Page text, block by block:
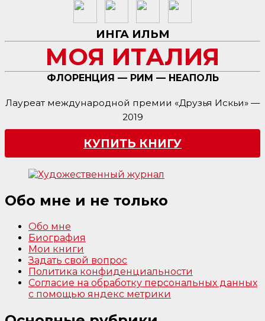
ИНГА ИЛЬМ
МОЯ ИТАЛИЯ
ФЛОРЕНЦИЯ — РИМ — НЕАПОЛЬ
Лауреат международной премии «Друзья Искьи» —
2019
КУПИТЬ КНИГУ
Обо мне и не только
Обо мне
Биография
Мои книги
Задать свой вопрос
Политика конфиденциальности
Согласие на обработку персональных данных
с помощью яндекс метрики